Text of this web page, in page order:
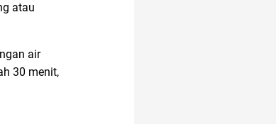
atau
air
30 menit,